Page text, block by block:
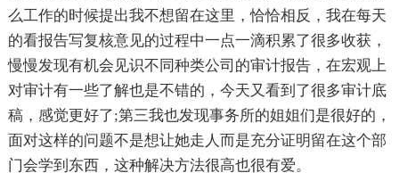
么工作的时候提出我不想留在这里，恰恰相反，我在每天
的看报告写复核意见的过程中一点一滴积累了很多收获，
慢慢发现有机会见识不同种类公司的审计报告，在宏观上
对审计有一些了解也是不错的，今天又看到了很多审计底
稿，感觉更好了;第三我也发现事务所的姐姐们是很好的，
面对这样的问题不是想让她走人而是充分证明留在这个部
门会学到东西，这种解决方法很高也很有爱。